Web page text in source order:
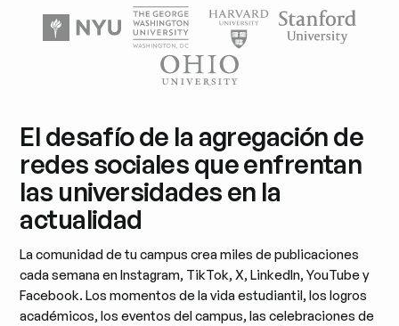
El desafío de la agregación de
redes sociales que enfrentan
las universidades en la
actualidad
La comunidad de tu campus crea miles de publicaciones
cada semana en Instagram, TikTok, X, LinkedIn, YouTube y
Facebook. Los momentos de la vida estudiantil, los logros
académicos, los eventos del campus, las celebraciones de